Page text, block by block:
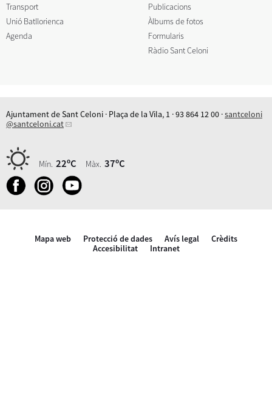
Transport
Unió Batllorienca
Agenda
Publicacions
Àlbums de fotos
Formularis
Ràdio Sant Celoni
Ajuntament de Sant Celoni · Plaça de la Vila, 1 · 93 864 12 00 ·santceloni
@santceloni.cat
Mín. 22ºC Màx. 37ºC
Mapa web Protecció de dades Avís legal
Crèdits
Accesibilitat
Intranet